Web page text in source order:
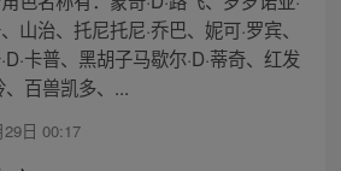
山治、托尼托尼·乔巴、妮可·罗宾、
卡普、黑胡子马歇尔·D·蒂奇、红发
、百兽凯多、...
29日 00:17